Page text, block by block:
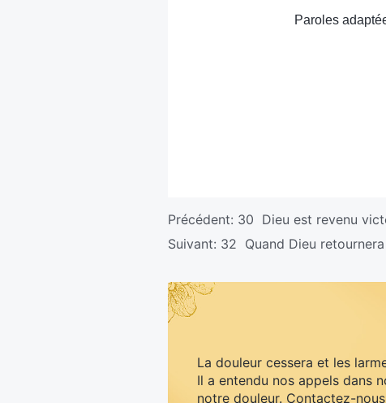
Paroles
Précédent: 30 Dieu est revenu
Suivant: 32 Quand Dieu
La douleur cessera et les
Il a entendu nos appels dans
notre douleur. Contactez-